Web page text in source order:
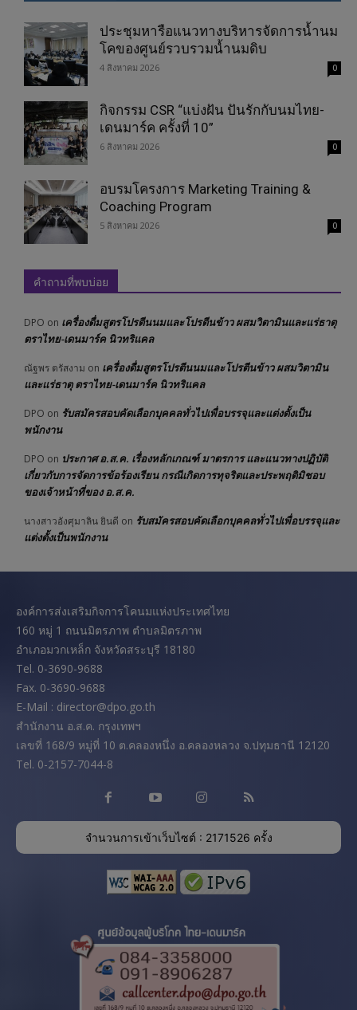
ประชุมหารือแนวทางบริหารจัดการน้ำนม
โคของศูนย์รวบรวมน้ำนมดิบ
4 สิงหาคม 2026 0
กิจกรรม CSR “แบ่งฝัน ปันรักกับนมไทย-
เดนมาร์ค ครั้งที่ 10”
6 สิงหาคม 2026 0
อบรมโครงการ Marketing Training &
Coaching Program
5 สิงหาคม 2026 0
คำถามที่พบบ่อย
DPO on เครื่องดื่มสูตรโปรตีนนมและโปรตีนข้าว ผสมวิตามินและแร่ธาตุ
ตราไทย-เดนมาร์ค นิวทริแคล
ณัฐพร ตรัสงาม on เครื่องดื่มสูตรโปรตีนนมและโปรตีนข้าว ผสมวิตามิน
และแร่ธาตุ ตราไทย-เดนมาร์ค นิวทริแคล
DPO on รับสมัครสอบคัดเลือกบุคคลทั่วไปเพื่อบรรจุและแต่งตั้งเป็น
พนักงาน
DPO on ประกาศ อ.ส.ค. เรื่องหลักเกณฑ์ มาตรการ และแนวทางปฏิบัติ
เกี่ยวกับการจัดการข้อร้องเรียน กรณีเกิดการทุจริตและประพฤติมิชอบ
ของเจ้าหน้าที่ของ อ.ส.ค.
นางสาวอังศุมาลิน ยินดี on รับสมัครสอบคัดเลือกบุคคลทั่วไปเพื่อบรรจุและ
แต่งตั้งเป็นพนักงาน
องค์การส่งเสริมกิจการโคนมแห่งประเทศไทย
160 หมู่ 1 ถนนมิตรภาพ ตำบลมิตรภาพ
อำเภอมวกเหล็ก จังหวัดสระบุรี 18180
Tel. 0-3690-9688
Fax. 0-3690-9688
E-Mail : director@dpo.go.th
สํานักงาน อ.ส.ค. กรุงเทพฯ
เลขที่ 168/9 หมู่ที่ 10 ต.คลองหนึ่ง อ.คลองหลวง จ.ปทุมธานี 12120
Tel. 0-2157-7044-8
จำนวนการเข้าเว็บไซต์ : 2171526 ครั้ง